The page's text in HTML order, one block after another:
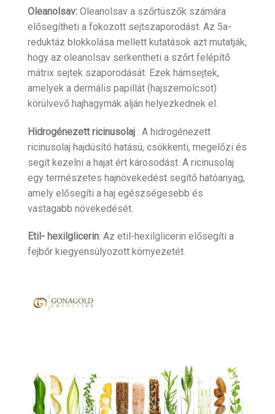
Oleanolsav: Oleanolsav a szőrtüszők számára
elősegítheti a fokozott sejtszaporodást. Az 5a-
reduktáz blokkolása mellett kutatások azt mutatják,
hogy az oleanolsav serkentheti a szőrt felépítő
mátrix sejtek szaporodását. Ezek hámsejtek,
amelyek a dermális papillát (hajszemölcsöt)
körülvevő hajhagymák alján helyezkednek el.
Hidrogénezett ricinusolaj : A hidrogénezett
ricinusolaj hajdúsító hatású, csökkenti, megelőzi és
segít kezelni a hajat ért károsodást. A ricinusolaj
egy természetes hajnövekedést segítő hatóanyag,
amely elősegíti a haj egészségesebb és
vastagabb növekedését.
Etil- hexilglicerin: Az etil-hexilglicerin elősegíti a
fejbőr kiegyensúlyozott környezetét.